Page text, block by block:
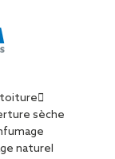
toiture
sèche
naturel
JMS